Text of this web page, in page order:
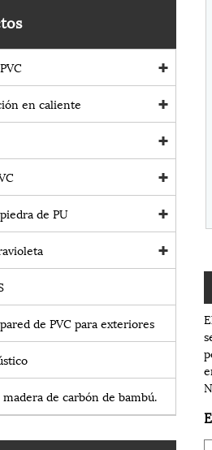
en caliente
de PU
de PVC para exteriores
madera de carbón de bambú.